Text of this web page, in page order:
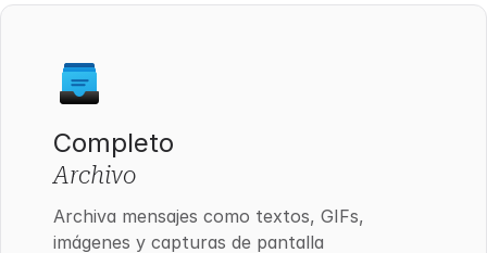
Completo
Archivo
Archiva mensajes como textos, GIFs,
imágenes y capturas de pantalla